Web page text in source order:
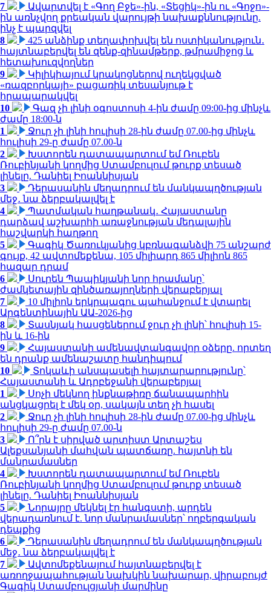
7
Ավարտվել է «Գող Բջե»-ին, «Տեցիկ»-ին ու «Գոջո»-
ին առնչվող քրեական վարույթի նախաքննությունը.
ինչ է պարզվել
8
425 անձինք տեղափոխվել են ոստիկանություն․
հայտնաբերվել են զենք-զինամթերք, թմրամիջոց և
հետախուզվողներ
9
Կիլիկիայում կրակոցներով ուղեկցված
«ռազբորկայի» բացառիկ տեսանյութ է
հրապարակվել
10
Գազ չի լինի օգոստոսի 4-ին ժամը 09:00-ից մինչև
ժամը 18:00-ն
1
Ջուր չի լինի հուլիսի 28-ին ժամը 07.00-ից մինչև
հուլիսի 29-ը ժամը 07.00-ն
2
Խստորեն դատապարտում եմ Ռուբեն
Ռուբինյանի կողմից Ստամբուլում թուրք տեսած
լինելը. Դանիել Իոաննիսյան
3
Դերասանին մեղադրում են մանկապղծության
մեջ․ նա ձերբակալվել է
4
Պատմական հաղթանակ․ Հայաստանը
դարձավ աշխարհի առաջնության մեդալային
հաշվարկի հաղթող
5
Գագիկ Ծառուկյանից կբռնագանձվի 75 անշարժ
գույք, 42 ավտոմեքենա, 105 միլիարդ 865 միլիոն 865
հազար դրամ
6
Սուրեն Պապիկյանի նոր հրամանը՝
ժամկետային զինծառայողների վերաբերյալ
7
10 միլիոն երկրպագու պահանջում է վտարել
Արգենտինային ԱԱ-2026-ից
8
Տասնյակ հասցեներում ջուր չի լինի՝ հուլիսի 15-
ին և 16-ին
9
Հայաստանի ամենավտանգավոր օձերը. որտեղ
են դրանք ամենաշատը հանդիպում
10
Տոկաևի անսպասելի հայտարարությունը՝
Հայաստանի և Ադրբեջանի վերաբերյալ
1
Սոչի մեկնող ինքնաթիռը ճանապարհին
անցկացրել է մեկ օր, սակայն տեղ չի հասել
2
Ջուր չի լինի հուլիսի 28-ին ժամը 07.00-ից մինչև
հուլիսի 29-ը ժամը 07.00-ն
3
Ո՞րն է սիրված արտիստ Արտաշես
Ալեքսանյանի մահվան պատճառը. հայտնի են
մանրամասներ
4
Խստորեն դատապարտում եմ Ռուբեն
Ռուբինյանի կողմից Ստամբուլում թուրք տեսած
լինելը. Դանիել Իոաննիսյան
5
Նորայրը մեկնել էր հանգստի, արդեն
վերադառնում է. նոր մանրամասներ՝ ողբերգական
դեպքից
6
Դերասանին մեղադրում են մանկապղծության
մեջ․ նա ձերբակալվել է
7
Ավտոմեքենայում հայտնաբերվել է
առողջապահության նախկին նախարար, վիրաբույժ
Գագիկ Ստամբուլցյանի մարմինը